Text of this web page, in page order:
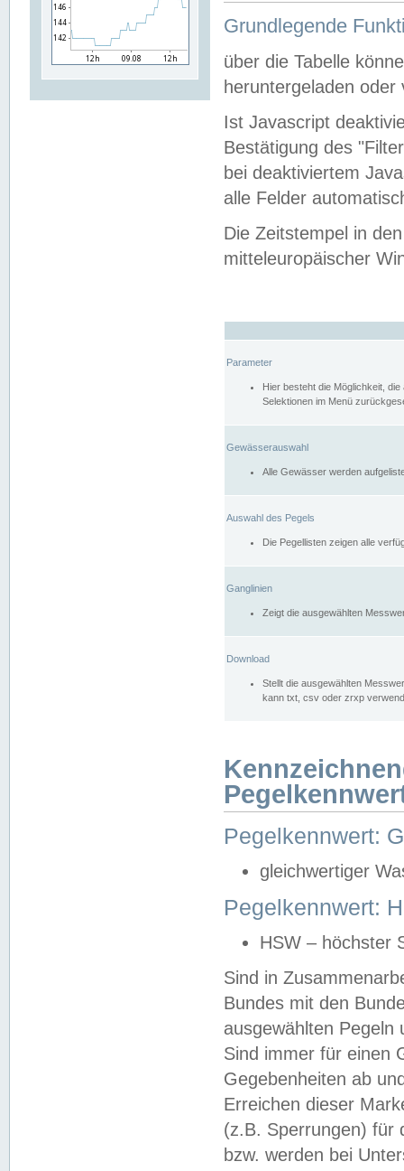
Grundlegende
über die Tabelle
heruntergeladen oder
Ist Javascript
Bestätigung des
bei deaktiviertem
alle Felder
Die Zeitstempel in
mitteleuropäischer
Parameter
Hier besteht die Möglichkeit,
Selektionen im Menü
Gewässerauswahl
Alle Gewässer werden
Auswahl des Pegels
Die Pegellisten zeigen alle
Ganglinien
Zeigt die ausgewählten
Download
Stellt die ausgewählten
kann txt, csv oder zrxp
Pegelkennwert:
gleichwertiger
Pegelkennwert:
HSW – höchster
Sind in
Bundes mit den
ausgewählten
Sind immer für einen
Gegebenheiten ab
Erreichen dieser
(z.B. Sperrungen) für
bzw. werden bei